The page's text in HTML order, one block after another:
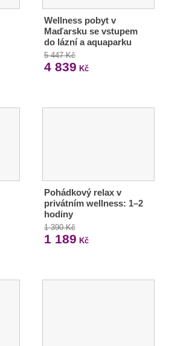
Wellness pobyt v
Maďarsku se vstupem
do lázní a aquaparku
5 447 Kč
4 839 Kč
Pohádkový relax v
privátním wellness: 1–2
hodiny
1 390 Kč
1 189 Kč